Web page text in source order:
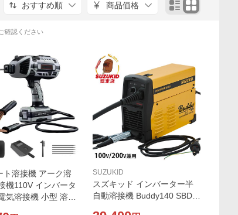
おすすめ順 商品価格
確認ください
ト溶接機 アーク溶
機110V インバータ
気溶接機 小型 溶接
SUZUKID
スズキッド インバーター半
自動溶接機 Buddy140 SBD-1